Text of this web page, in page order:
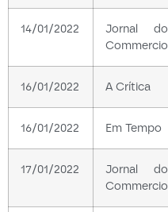
14/01/2022
Jornal do
Commercio
16/01/2022 A Crítica
16/01/2022 Em Tempo
17/01/2022
Jornal do
Commercio